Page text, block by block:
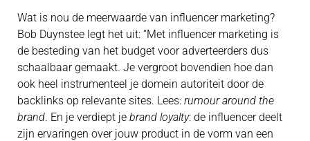
Wat is nou de meerwaarde van influencer marketing?
Bob Duynstee legt het uit: “Met influencer marketing is
de besteding van het budget voor adverteerders dus
schaalbaar gemaakt. Je vergroot bovendien hoe dan
ook heel instrumenteel je domein autoriteit door de
backlinks op relevante sites. Lees: rumour around the
brand. En je verdiept je brand loyalty: de influencer deelt
zijn ervaringen over jouw product in de vorm van een